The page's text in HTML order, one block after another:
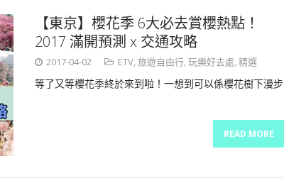
【東京】櫻花季 6大必去賞櫻熱點！
2017 滿開預測 x 交通攻略
2017-04-02 ETV,旅遊自由行,玩樂好去處,精選
等了又等櫻花季終於來到啦！一想到可以係櫻花樹下漫步
READ MORE